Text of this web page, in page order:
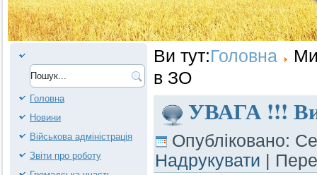
Головна
Новини
Військова адміністрація
Звіти про роботу
Ви тут:Головна
в ЗО
УВАГА !!!
Опубліковано:
Надрукувати
|